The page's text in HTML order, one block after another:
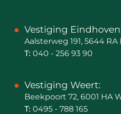
Vestiging
Aalsterweg 191, 5644
T: 040 - 256 93 90
Vestiging Weert:
Beekpoort 72, 6001 HA
T: 0495 - 788 165